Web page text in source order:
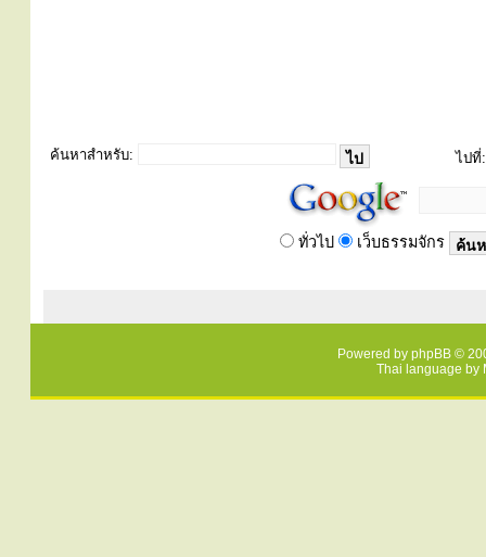
ค้นหาสำหรับ: ไปที่:
ทั่วไป เว็บธรรมจักร
Powered by phpBB ©
Thai language by